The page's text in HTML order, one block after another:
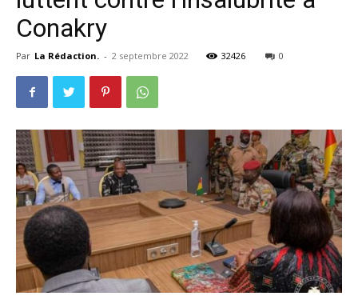
Conakry
Par La Rédaction. - 2 septembre 2022 32426 0